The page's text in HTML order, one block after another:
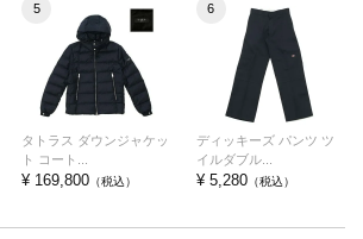
5
タトラス ダウンジャケッ
ト コート...
¥ 169,800 （税込）
6
ディッキーズ パンツ ツ
イルダブル...
¥ 5,280（税込）